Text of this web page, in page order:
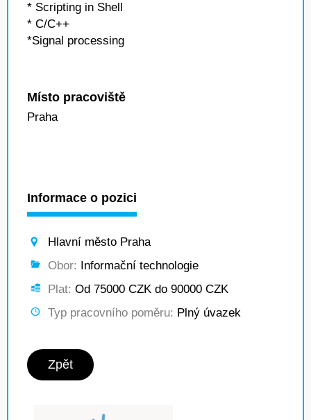
* Scripting in Shell
* C/C++
*Signal processing
Místo pracoviště
Praha
Informace o pozici
Hlavní město Praha
Obor: Informační technologie
Plat: Od 75000 CZK do 90000 CZK
Typ pracovního poměru: Plný úvazek
Zpět